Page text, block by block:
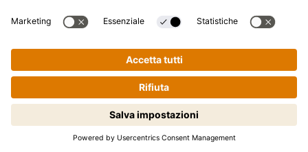
Cucinare passo dopo passo non è
mai stato così semplice! Clicca qui
per iniziare
Newsletter
Kikkoman è un marchio registrato della Kikkoman
Corporation, Giappone.
© Kikkoman Trading Europe GmbH 2023 – 2026
Theodorstraße 180, 40472 Düsseldorf, Germany
Iscritta al registro del commercio del tribunale
amministrativo di Düsseldorf: HRB 35856